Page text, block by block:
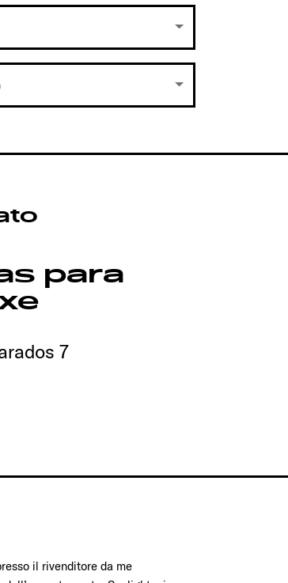
para
7
il rivenditore da me